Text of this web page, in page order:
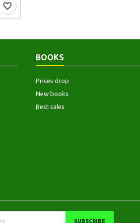
favorite_border
BOOKS
Prices drop
New books
Best sales